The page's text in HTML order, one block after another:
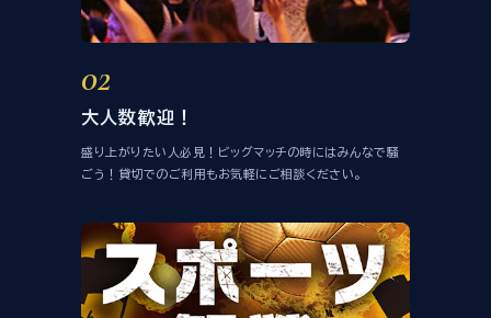
02
大人数歓迎！
盛り上がりたい人必見！ビッグマッチの時にはみんなで騒
ごう！貸切でのご利用もお気軽にご相談ください。